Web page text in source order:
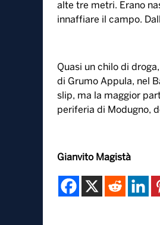
alte tre metri. Erano
innaffiare il campo.
Quasi un chilo di
di Grumo Appula, nel
slip, ma la maggior
periferia di Modugno,
Gianvito Magistà